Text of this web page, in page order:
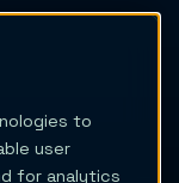
to
user
for analytics